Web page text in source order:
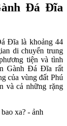
Đá Đĩa
Đĩa là khoảng 44
di chuyển trung
tiện và tình
Gành Đá Đĩa rất
của vùng đất Phú
và cả những rặng